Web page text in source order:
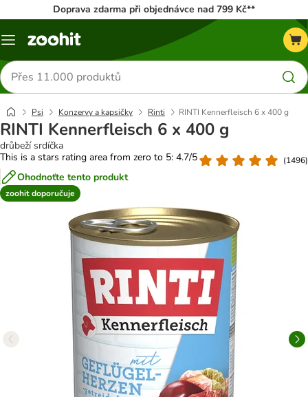
Doprava zdarma při objednávce nad 799 Kč**
Menu
Hledat
produkty
Psi Konzervy a kapsičky Rinti RINTI Kennerfleisch 6 x 400 g
RINTI Kennerfleisch 6 x 400 g
drůbeží srdíčka
This is a stars rating area from zero to 5: 4.7/5
(1496)
Ohodnoťte tento produkt
zoohit doporučuje